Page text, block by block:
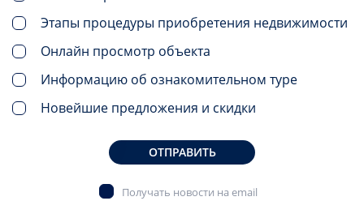
Этапы процедуры приобретения недвижимости
Онлайн просмотр объекта
Информацию об ознакомительном туре
Новейшие предложения и скидки
ОТПРАВИТЬ
Получать новости на email